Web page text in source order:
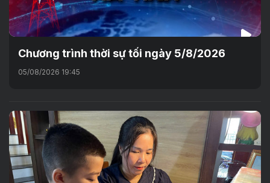
Chương trình thời sự tối ngày 5/8/2026
05/08/2026 19:45